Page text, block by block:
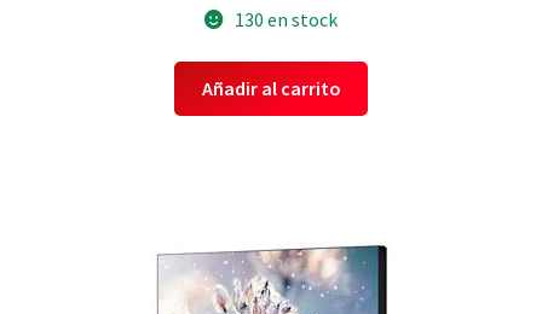
130 en stock
Añadir al carrito